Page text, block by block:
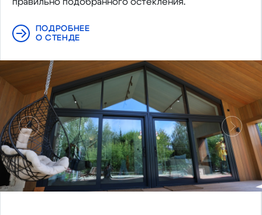
ПОДРОБНЕЕ
О СТЕНДЕ
Предыдущий